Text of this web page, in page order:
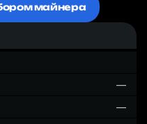
майнера
—
—